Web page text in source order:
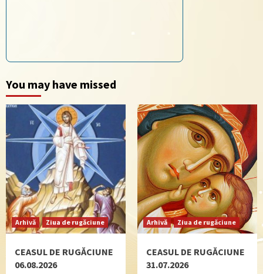
You may have missed
Arhivă Ziua de rugăciune
CEASUL DE RUGĂCIUNE
06.08.2026
Arhivă Ziua de rugăciune
CEASUL DE RUGĂCIUNE
31.07.2026